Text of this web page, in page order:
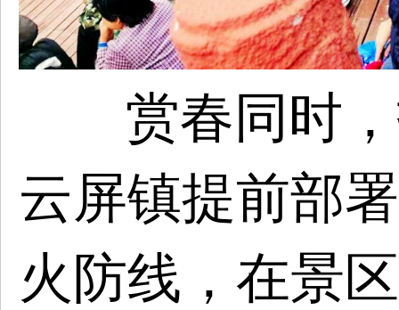
赏春同时
云屏镇提前部
火防线，在景